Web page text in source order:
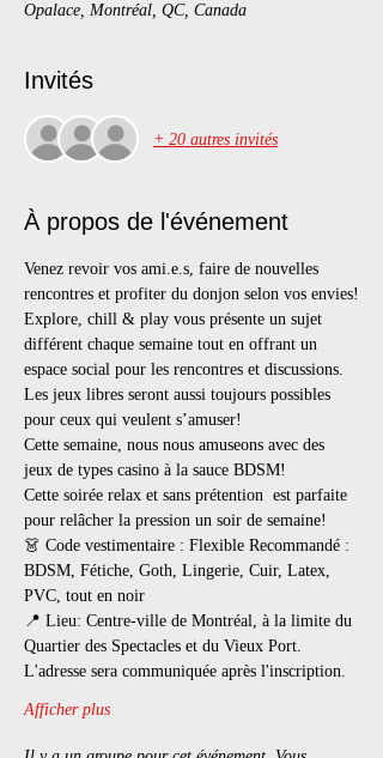
Opalace, Montréal, QC, Canada
Invités
+ 20 autres invités
À propos de l'événement
Venez revoir vos ami.e.s, faire de nouvelles
rencontres et profiter du donjon selon vos envies!
Explore, chill & play vous présente un sujet
différent chaque semaine tout en offrant un
espace social pour les rencontres et discussions.
Les jeux libres seront aussi toujours possibles
pour ceux qui veulent s’amuser!
Cette semaine, nous nous amuseons avec des
jeux de types casino à la sauce BDSM!
Cette soirée relax et sans prétention  est parfaite
pour relâcher la pression un soir de semaine!
👗 Code vestimentaire : Flexible Recommandé :
BDSM, Fétiche, Goth, Lingerie, Cuir, Latex,
PVC, tout en noir
📍 Lieu: Centre-ville de Montréal, à la limite du
Quartier des Spectacles et du Vieux Port.
L'adresse sera communiquée après l'inscription.
Afficher plus